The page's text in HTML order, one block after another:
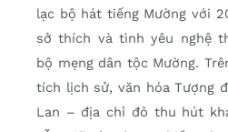
lạc bộ hát tiếng Mường với
sở thích và tình yêu nghệ
bộ mẹng dân tộc Mường.
tích lịch sử, văn hóa Tượng
Lan – địa chỉ đỏ thu hút